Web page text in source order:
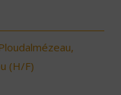
(H/F)